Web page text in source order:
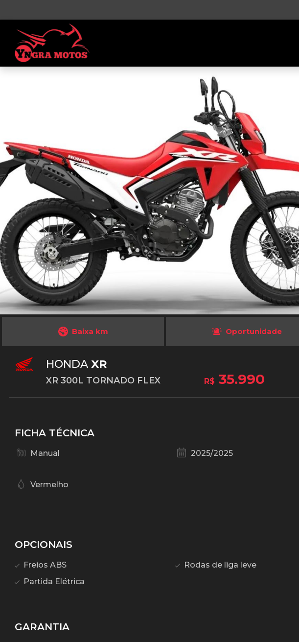
Baixa km Oportunidade
HONDA XR
XR 300L TORNADO FLEX R$ 35.990
FICHA TÉCNICA
Manual 2025/2025
Vermelho
OPCIONAIS
Freios ABS Rodas de liga leve
Partida Elétrica
GARANTIA